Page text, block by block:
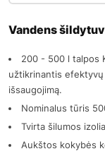
Vandens
200 - 500 l talpos
užtikrinantis
išsaugojimą.
Nominalus tūris
Tvirta šilumos
Aukštos kokybės